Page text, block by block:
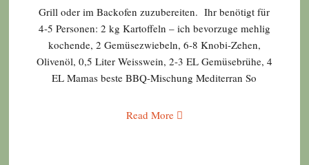
Grill oder im Backofen zuzubereiten. Ihr benötigt für
4-5 Personen: 2 kg Kartoffeln – ich bevorzuge mehlig
kochende, 2 Gemüsezwiebeln, 6-8 Knobi-Zehen,
Olivenöl, 0,5 Liter Weisswein, 2-3 EL Gemüsebrühe, 4
EL Mamas beste BBQ-Mischung Mediterran So
Read More